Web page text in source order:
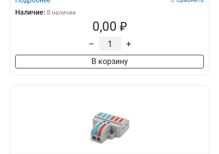
Наличие: В наличии
0,00 ₽
– +
В корзину